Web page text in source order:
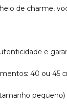
de charme,
e
40 ou 45
pequeno)